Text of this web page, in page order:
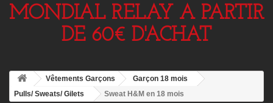
MONDIAL RELAY A PARTIR
DE 60€ D'ACHAT
Vêtements Garçons
Garçon 18 mois
Pulls/ Sweats/ Gilets
Sweat H&M en 18 mois